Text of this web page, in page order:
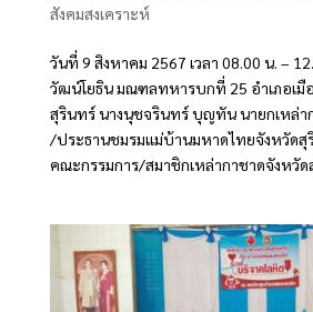
สังคมสงเคราะห์
วันที่ 9 สิงหาคม 2567 เวลา 08.00 น. –
วัฒน์โยธิน มณฑลทหารบกที่ 25 อำเภอเมื
สุรินทร์ นางนุชจรินทร์ บุญทัน นายกเหล่า
/ประธานชมรมแม่บ้านมหาดไทยจังหวัด
คณะกรรมการ/สมาชิกเหล่ากาชาดจังหวัด